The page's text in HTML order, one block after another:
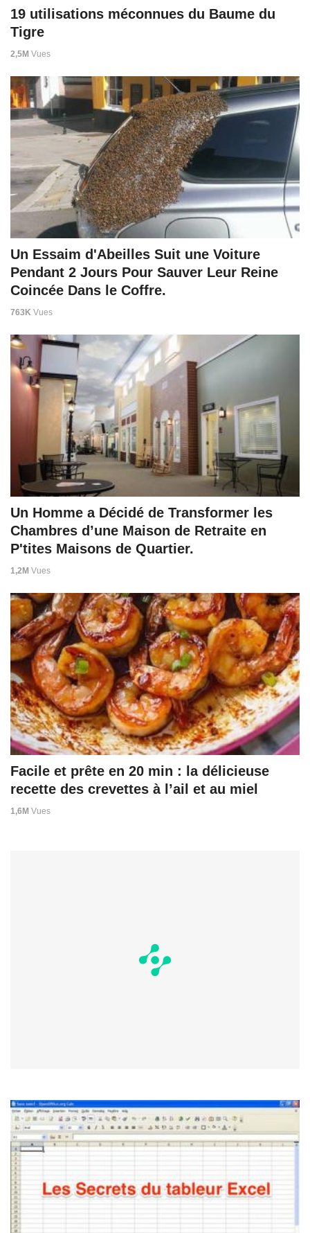
19 utilisations méconnues du Baume du
Tigre
2,5M Vues
Un Essaim d'Abeilles Suit une Voiture
Pendant 2 Jours Pour Sauver Leur Reine
Coincée Dans le Coffre.
763K Vues
Un Homme a Décidé de Transformer les
Chambres d’une Maison de Retraite en
P'tites Maisons de Quartier.
1,2M Vues
Facile et prête en 20 min : la délicieuse
recette des crevettes à l’ail et au miel
1,6M Vues